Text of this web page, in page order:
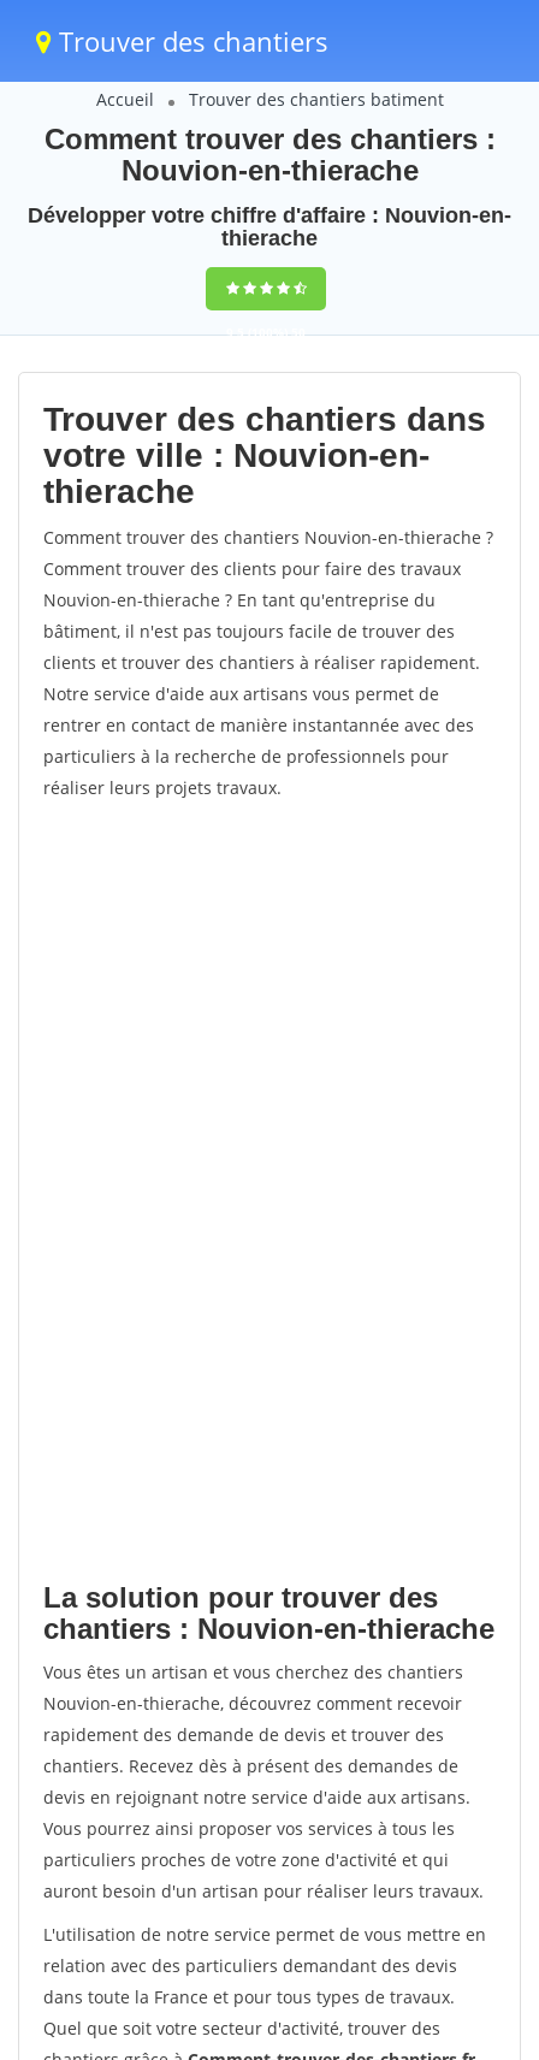
Trouver des chantiers
Accueil Trouver des chantiers batiment
Comment trouver des chantiers :
Nouvion-en-thierache
Développer votre chiffre d'affaire : Nouvion-en-
thierache
9,5(100%)50
votes
Trouver des chantiers dans
votre ville : Nouvion-en-
thierache
Comment trouver des chantiers Nouvion-en-thierache ?
Comment trouver des clients pour faire des travaux
Nouvion-en-thierache ? En tant qu'entreprise du
bâtiment, il n'est pas toujours facile de trouver des
clients et trouver des chantiers à réaliser rapidement.
Notre service d'aide aux artisans vous permet de
rentrer en contact de manière instantannée avec des
particuliers à la recherche de professionnels pour
réaliser leurs projets travaux.
La solution pour trouver des
chantiers : Nouvion-en-thierache
Vous êtes un artisan et vous cherchez des chantiers
Nouvion-en-thierache, découvrez comment recevoir
rapidement des demande de devis et trouver des
chantiers. Recevez dès à présent des demandes de
devis en rejoignant notre service d'aide aux artisans.
Vous pourrez ainsi proposer vos services à tous les
particuliers proches de votre zone d'activité et qui
auront besoin d'un artisan pour réaliser leurs travaux.
L'utilisation de notre service permet de vous mettre en
relation avec des particuliers demandant des devis
dans toute la France et pour tous types de travaux.
Quel que soit votre secteur d'activité, trouver des